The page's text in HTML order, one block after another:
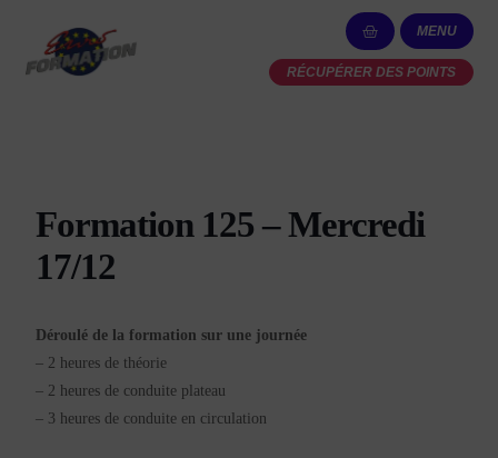
MENU
RÉCUPÉRER DES POINTS
Formation 125 – Mercredi
17/12
Déroulé de la formation sur une journée
– 2 heures de théorie
– 2 heures de conduite plateau
– 3 heures de conduite en circulation